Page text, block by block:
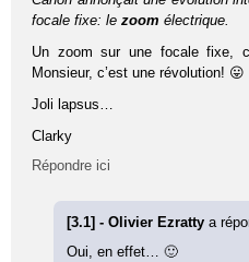
focale fixe: lezoom élec­trique.
Un zoom sur une focale fixe,
Monsieur, c’est une révolution! 😛
Joli lapsus…
Clarky
Répondre ici
[3.1] - Olivier Ezrattya
Oui, en effet… 🙂